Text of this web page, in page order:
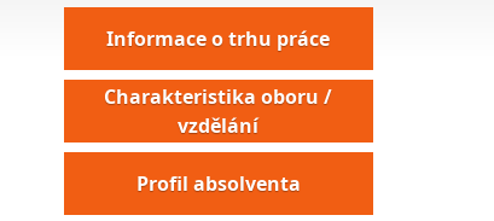
Informace o trhu práce
Charakteristika oboru /
vzdělání
Profil absolventa